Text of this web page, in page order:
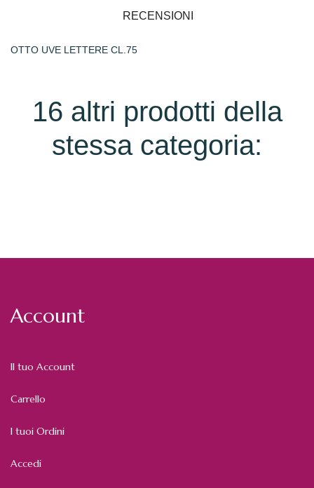
RECENSIONI
OTTO UVE LETTERE CL.75
16 altri prodotti della
stessa categoria:
Account
Il tuo Account
Carrello
I tuoi Ordini
Accedi